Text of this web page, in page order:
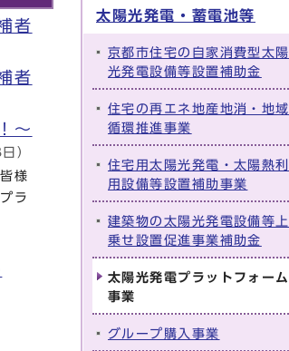
者
者
～
）
様
ラ
太陽光発電・蓄電池等
京都市住宅の自家消費型太陽
光発電設備等設置補助金
住宅の再エネ地産地消・地域
循環推進事業
住宅用太陽光発電・太陽熱利
用設備等設置補助事業
建築物の太陽光発電設備等上
乗せ設置促進事業補助金
太陽光発電プラットフォーム
事業
グループ購入事業